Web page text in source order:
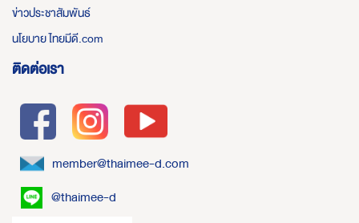
ข่าวประชาสัมพันธ์
นโยบาย ไทยมีดี.com
ติดต่อเรา
member@thaimee-d.com
@thaimee-d